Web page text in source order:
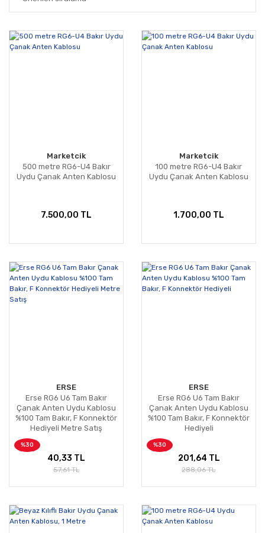
Marketcik
500 metre RG6-U4 Bakır
Uydu Çanak Anten Kablosu
7.500,00 TL
Marketcik
100 metre RG6-U4 Bakır
Uydu Çanak Anten Kablosu
1.700,00 TL
ERSE
Erse RG6 U6 Tam Bakır
Çanak Anten Uydu Kablosu
%100 Tam Bakır, F Konnektör
Hediyeli Metre Satış
%30
40,33 TL
57,61 TL
ERSE
Erse RG6 U6 Tam Bakır
Çanak Anten Uydu Kablosu
%100 Tam Bakır, F Konnektör
Hediyeli
%30
201,64 TL
288,06 TL